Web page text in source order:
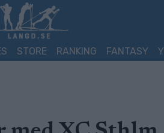
STORE RANKING FANTASY